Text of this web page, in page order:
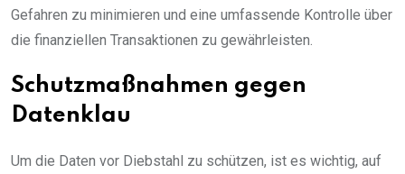
Gefahren zu minimieren und eine umfassende Kontrolle über
die finanziellen Transaktionen zu gewährleisten.
Schutzmaßnahmen gegen
Datenklau
Um die Daten vor Diebstahl zu schützen, ist es wichtig, auf